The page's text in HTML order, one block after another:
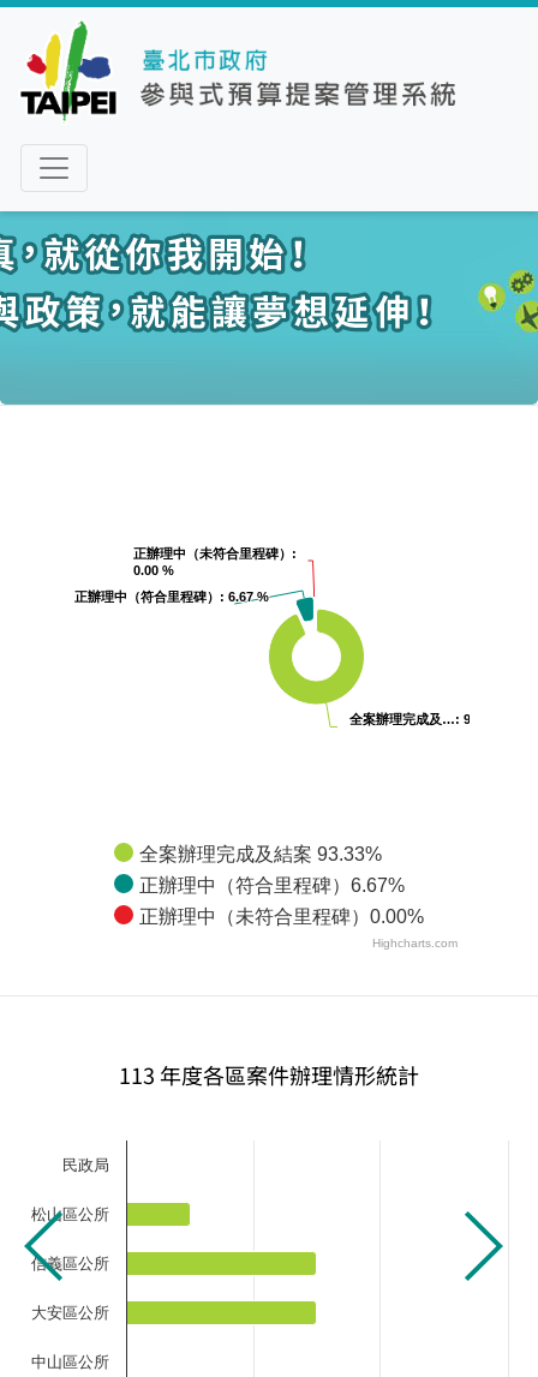
全案辦理完成及…: 93.33…
全案辦理完成及…: 93.33…
正辦理中（符合里程碑） : 6.67 %
正辦理中（符合里程碑） : 6.67 %
正辦理中（未符合里程碑） :
0.00 %
正辦理中（未符合里程碑） :
0.00 %
全案辦理完成及結案 93.33%
正辦理中（符合里程碑）6.67%
正辦理中（未符合里程碑）0.00%
Highcharts.com
113 年度各區案件辦理情形統計
民政局
松山區公所
信義區公所
大安區公所
中山區公所